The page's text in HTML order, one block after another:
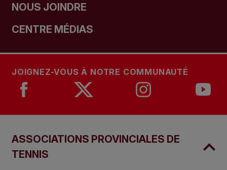
NOUS JOINDRE
CENTRE MÉDIAS
JOIGNEZ-VOUS À NOTRE COMMUNAUTÉ
ASSOCIATIONS PROVINCIALES DE
TENNIS